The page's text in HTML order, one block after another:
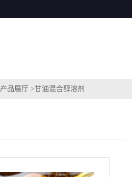
产品展厅 >甘油混合醇溶剂